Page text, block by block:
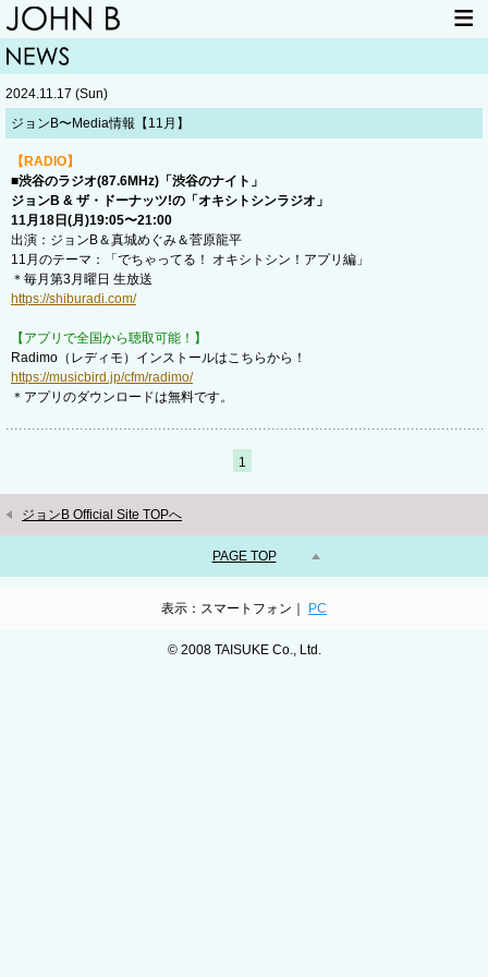
HOME
LIVE INFO
2024.11.17 (Sun)
ジョンB〜Media情報【11月】
【RADIO】
■渋谷のラジオ(87.6MHz)「渋谷のナイト」
ジョンB & ザ・ドーナッツ!の「オキシトシンラジオ」
11月18日(月)19:05〜21:00
出演：ジョンB＆真城めぐみ＆菅原龍平
11月のテーマ：「でちゃってる！ オキシトシン！アプリ編」
＊毎月第3月曜日 生放送
https://shiburadi.com/
【アプリで全国から聴取可能！】
Radimo（レディモ）インストールはこちらから！
https://musicbird.jp/cfm/radimo/
＊アプリのダウンロードは無料です。
1
ジョンB Official Site TOPへ
PAGE TOP
表示：スマートフォン｜ PC
© 2008 TAISUKE Co., Ltd.